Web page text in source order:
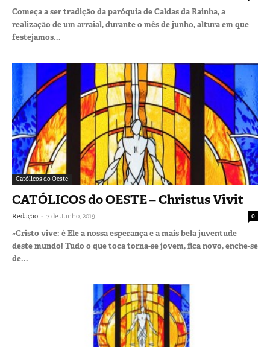
Começa a ser tradição da paróquia de Caldas da Rainha, a
realização de um arraial, durante o mês de junho, altura em que
festejamos...
Católicos do Oeste
CATÓLICOS do OESTE – Christus Vivit
Redação - 7 de Junho, 2019 0
«Cristo vive: é Ele a nossa esperança e a mais bela juventude
deste mundo! Tudo o que toca torna-se jovem, fica novo, enche-se
de...